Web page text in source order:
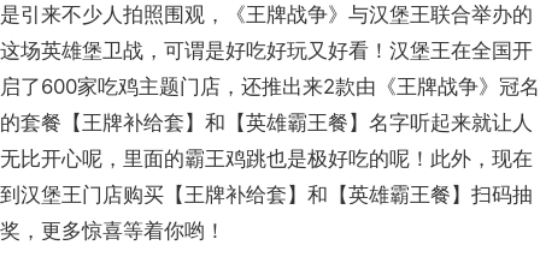
是引来不少人拍照围观，《王牌战争》与汉堡王联合举办的
这场英雄堡卫战，可谓是好吃好玩又好看！汉堡王在全国开
启了600家吃鸡主题门店，还推出来2款由《王牌战争》冠名
的套餐【王牌补给套】和【英雄霸王餐】名字听起来就让人
无比开心呢，里面的霸王鸡跳也是极好吃的呢！此外，现在
到汉堡王门店购买【王牌补给套】和【英雄霸王餐】扫码抽
奖，更多惊喜等着你哟！